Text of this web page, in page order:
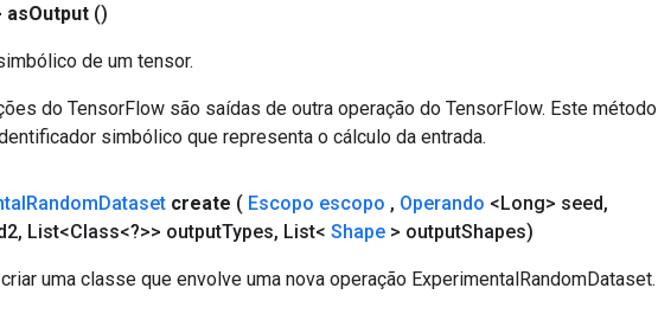
asOutput ()
de um tensor.
do TensorFlow são saídas de outra operação do TensorFlow. Este método
simbólico que representa o cálculo da entrada.
RandomDataset create ( Escopo escopo , Operando <Long> seed,
, List<Class<?>> outputTypes, List< Shape > outputShapes)
uma classe que envolve uma nova operação ExperimentalRandomDataset.